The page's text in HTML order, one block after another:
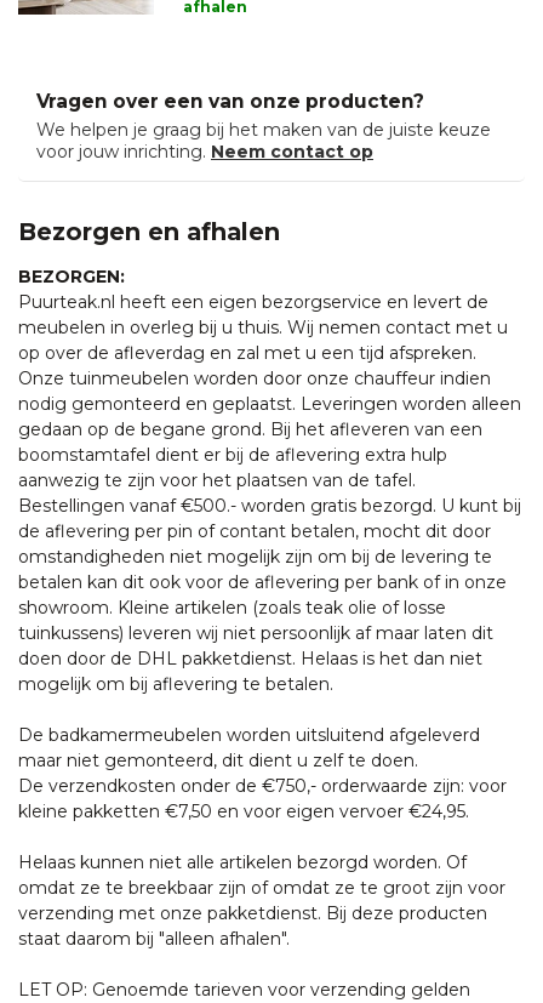
afhalen
Vragen over een van onze producten?
We helpen je graag bij het maken van de juiste keuze
voor jouw inrichting. Neem contact op
Bezorgen en afhalen
BEZORGEN:
Puurteak.nl heeft een eigen bezorgservice en levert de
meubelen in overleg bij u thuis. Wij nemen contact met u
op over de afleverdag en zal met u een tijd afspreken.
Onze tuinmeubelen worden door onze chauffeur indien
nodig gemonteerd en geplaatst. Leveringen worden alleen
gedaan op de begane grond. Bij het afleveren van een
boomstamtafel dient er bij de aflevering extra hulp
aanwezig te zijn voor het plaatsen van de tafel.
Bestellingen vanaf €500.- worden gratis bezorgd. U kunt bij
de aflevering per pin of contant betalen, mocht dit door
omstandigheden niet mogelijk zijn om bij de levering te
betalen kan dit ook voor de aflevering per bank of in onze
showroom. Kleine artikelen (zoals teak olie of losse
tuinkussens) leveren wij niet persoonlijk af maar laten dit
doen door de DHL pakketdienst. Helaas is het dan niet
mogelijk om bij aflevering te betalen.
De badkamermeubelen worden uitsluitend afgeleverd
maar niet gemonteerd, dit dient u zelf te doen.
De verzendkosten onder de €750,- orderwaarde zijn: voor
kleine pakketten €7,50 en voor eigen vervoer €24,95.
Helaas kunnen niet alle artikelen bezorgd worden. Of
omdat ze te breekbaar zijn of omdat ze te groot zijn voor
verzending met onze pakketdienst. Bij deze producten
staat daarom bij "alleen afhalen".
LET OP: Genoemde tarieven voor verzending gelden